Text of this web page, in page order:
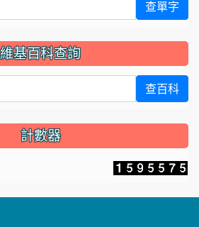
查單字
維基百科查詢
查百科
計數器